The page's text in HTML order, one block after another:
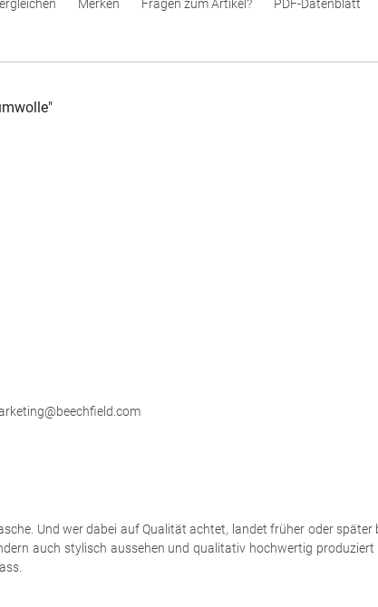
Merken Fragen zum Artikel? PDF-Datenblatt
Und wer dabei auf Qualität achtet, landet früher oder später
auch stylisch aussehen und qualitativ hochwertig